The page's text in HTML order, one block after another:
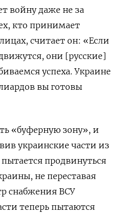
войну даже не за
кто принимает
считает он: «Если
они [русские]
успеха. Украине
вы готовы
«буферную зону», и
украинские части из
продвинуться
не переставая
снабжения ВСУ
теперь пытаются